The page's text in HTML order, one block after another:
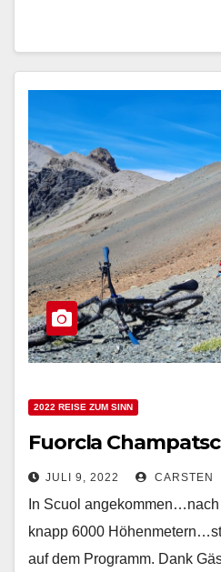
2022 REISE ZUM SINN
Fuorcla
JULI 9, 2022 CARSTEN
In Scuol
knapp 6000
auf dem Programm. Dank